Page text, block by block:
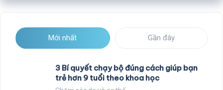
Mới nhất Gần đây
3 Bí quyết chạy bộ đúng cách giúp bạn
trẻ hơn 9 tuổi theo khoa học